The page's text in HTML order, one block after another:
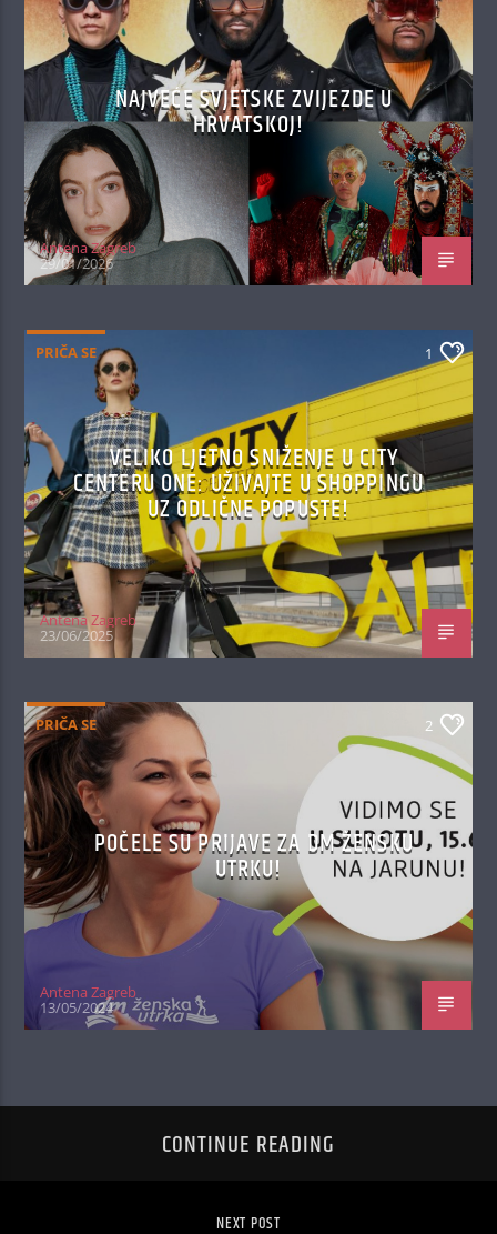
NAJVEĆE SVJETSKE ZVIJEZDE U
HRVATSKOJ!
Antena Zagreb
29/01/2026
PRIČA SE 1
VELIKO LJETNO SNIŽENJE U CITY
CENTERU ONE: UŽIVAJTE U SHOPPINGU
UZ ODLIČNE POPUSTE!
Antena Zagreb
23/06/2025
PRIČA SE 2
POČELE SU PRIJAVE ZA DM ŽENSKU
UTRKU!
Antena Zagreb
13/05/2024
CONTINUE READING
NEXT POST